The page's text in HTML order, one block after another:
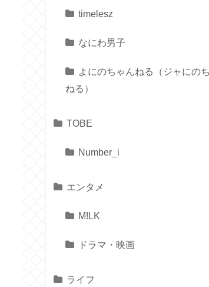
timelesz
なにわ男子
よにのちゃんねる（ジャにの
ねる）
TOBE
Number_i
エンタメ
M!LK
ドラマ・映画
ライフ